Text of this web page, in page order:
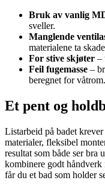
Bruk av vanlig
sveller.
Manglende
materialene ta
For stive skjøter –
Feil fugemasse –
beregnet for våtrom.
Et pent og
Listarbeid på badet
materialer, fleksibel
resultat som både ser bra
kombinere godt
får du et bad som holder